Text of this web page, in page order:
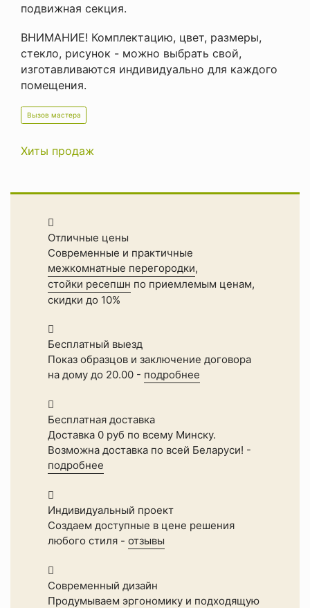
подвижная секция.
ВНИМАНИЕ! Комплектацию, цвет, размеры,
стекло, рисунок - можно выбрать свой,
изготавливаются индивидуально для каждого
помещения.
Вызов мастера
Хиты продаж
Отличные цены
Современные и практичные
межкомнатные перегородки,
стойки ресепшн по приемлемым ценам,
скидки до 10%
Бесплатный выезд
Показ образцов и заключение договора
на дому до 20.00 - подробнее
Бесплатная доставка
Доставка 0 руб по всему Минску.
Возможна доставка по всей Беларуси! -
подробнее
Индивидуальный проект
Создаем доступные в цене решения
любого стиля - отзывы
Современный дизайн
Продумываем эргономику и подходящую